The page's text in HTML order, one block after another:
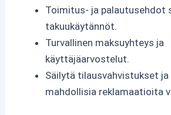
Toimitus- ja palautusehdot
takuukäytännöt.
Turvallinen maksuyhteys ja
käyttäjäarvostelut.
Säilytä tilausvahvistukset
mahdollisia reklamaatioita